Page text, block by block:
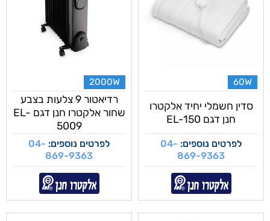
60W
סדין חשמלי יחיד אלקטרו
חנן דגם EL-150
לפרטים נוספים: 04-
869-9363
2000W
רדיאטור 9 צלעות בצבע
שחור אלקטרו חנן דגם EL-
5009
לפרטים נוספים: 04-
869-9363